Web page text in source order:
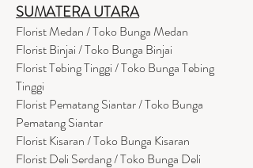
SUMATERA UTARA
Florist Medan / Toko Bunga Medan
Florist Binjai / Toko Bunga Binjai
Florist Tebing Tinggi / Toko Bunga Tebing
Tinggi
Florist Pematang Siantar / Toko Bunga
Pematang Siantar
Florist Kisaran / Toko Bunga Kisaran
Florist Deli Serdang / Toko Bunga Deli